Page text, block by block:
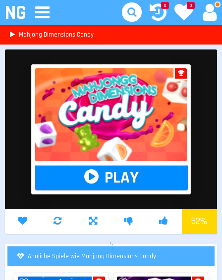
NG 0
0
Mahjong Dimensions Candy
PLAY
52%
';
Ähnliche Spiele wie Mahjong Dimensions Candy